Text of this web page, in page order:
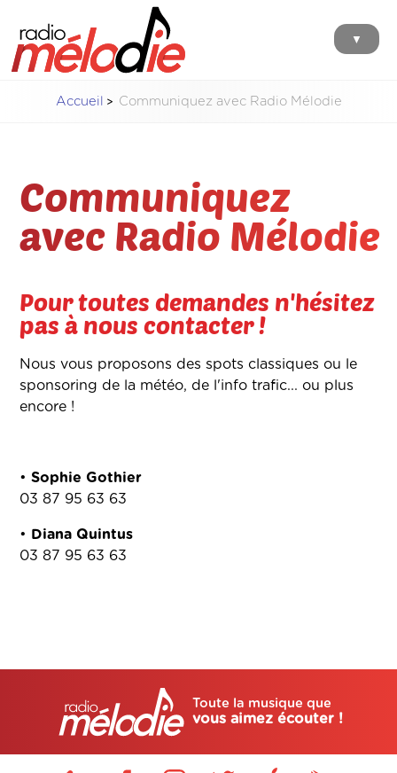
▼
Accueil Communiquez avec Radio Mélodie
Communiquez
avec Radio Mélodie
Pour toutes demandes n'hésitez
pas à nous contacter !
Nous vous proposons des spots classiques ou le
sponsoring de la météo, de l'info trafic... ou plus
encore !
•Sophie Gothier
03 87 95 63 63
• Diana Quintus
03 87 95 63 63
Toute la musique que
vous aimez écouter !